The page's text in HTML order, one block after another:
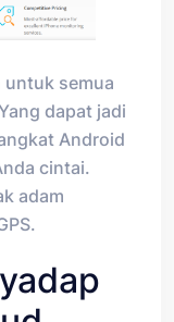
untuk semua
dapat jadi
Android
cintai.
adam